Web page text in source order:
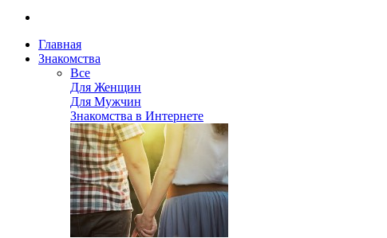
Главная
Знакомства
Все
Для Женщин
Для Мужчин
Знакомства в Интернете